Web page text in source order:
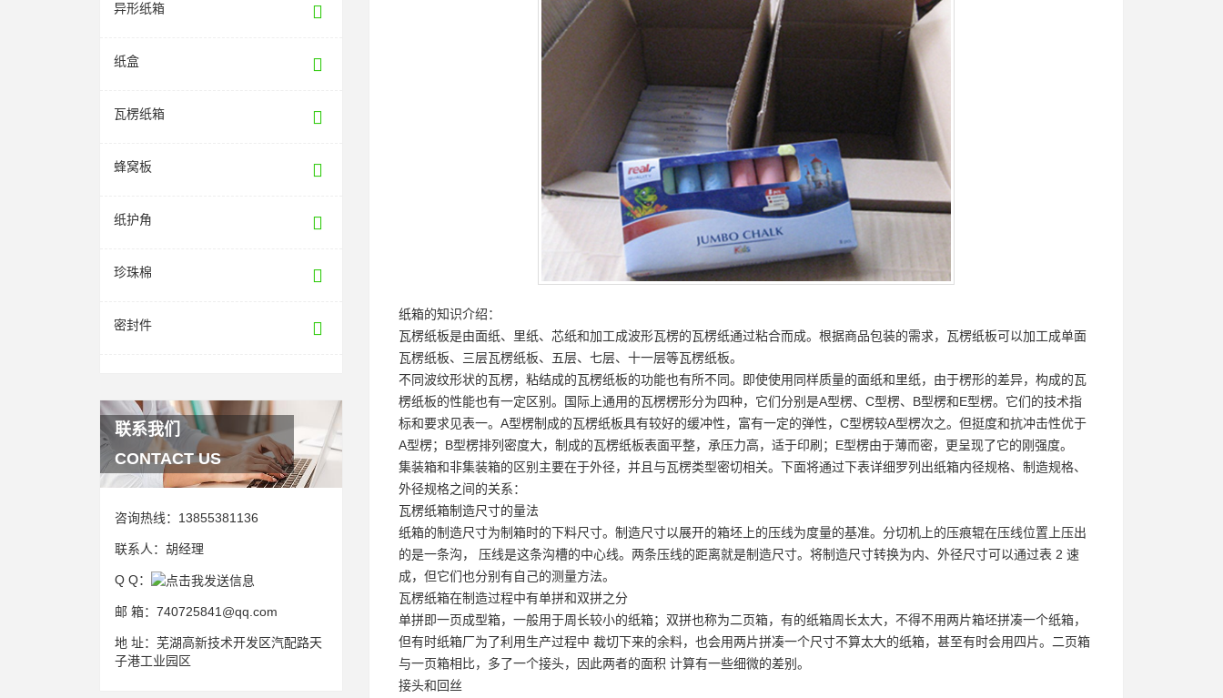
异形纸箱
纸盒
瓦楞纸箱
蜂窝板
纸护角
珍珠棉
密封件
联系我们
CONTACT US
咨询热线： 13855381136
联系人： 胡经理
Q Q：
邮 箱： 740725841@qq.com
地 址： 芜湖高新技术开发区汽配路天
子港工业园区
纸箱的知识介绍：
瓦楞纸板是由面纸、里纸、芯纸和加工成波形瓦楞的瓦楞纸通过粘合而成。根据商品包装的需求，瓦楞纸板可以加工成单面
瓦楞纸板、三层瓦楞纸板、五层、七层、十一层等瓦楞纸板。
不同波纹形状的瓦楞，粘结成的瓦楞纸板的功能也有所不同。即使使用同样质量的面纸和里纸，由于楞形的差异，构成的瓦
楞纸板的性能也有一定区别。国际上通用的瓦楞楞形分为四种，它们分别是A型楞、C型楞、B型楞和E型楞。它们的技术指
标和要求见表一。A型楞制成的瓦楞纸板具有较好的缓冲性，富有一定的弹性，C型楞较A型楞次之。但挺度和抗冲击性优于
A型楞；B型楞排列密度大，制成的瓦楞纸板表面平整，承压力高，适于印刷；E型楞由于薄而密，更呈现了它的刚强度。
集装箱和非集装箱的区别主要在于外径，并且与瓦楞类型密切相关。下面将通过下表详细罗列出纸箱内径规格、制造规格、
外径规格之间的关系：
瓦楞纸箱制造尺寸的量法
纸箱的制造尺寸为制箱时的下料尺寸。制造尺寸以展开的箱坯上的压线为度量的基准。分切机上的压痕辊在压线位置上压出
的是一条沟， 压线是这条沟槽的中心线。两条压线的距离就是制造尺寸。将制造尺寸转换为内、外径尺寸可以通过表 2 速
成，但它们也分别有自己的测量方法。
瓦楞纸箱在制造过程中有单拼和双拼之分
单拼即一页成型箱，一般用于周长较小的纸箱；双拼也称为二页箱，有的纸箱周长太大，不得不用两片箱坯拼凑一个纸箱，
但有时纸箱厂为了利用生产过程中 裁切下来的余料，也会用两片拼凑一个尺寸不算太大的纸箱，甚至有时会用四片。二页箱
与一页箱相比，多了一个接头，因此两者的面积 计算有一些细微的差别。
接头和回丝